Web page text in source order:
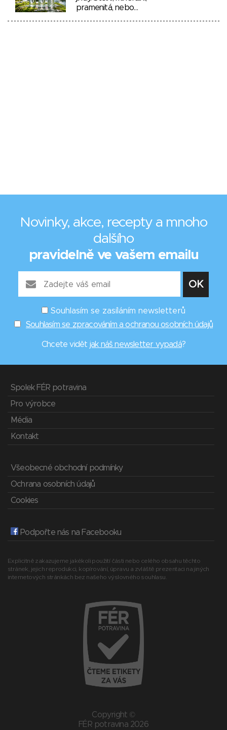
pramenitá, nebo…
Novinky, akce, recepty a mnoho
dalšího
pravidelně ve vašem emailu
Souhlasím se zasíláním newsletterů
Souhlasím se zpracováním a ochranou osobních údajů
Chcete vidět jak náš newsletter vypadá?
Spolek FÉR potravina
Pro výrobce
Média
Kontakt
Všeobecné obchodní podmínky
Ochrana osobních údajů
Cookies
Podpořte nás na Facebooku
Explicitně zakazujeme jakékoli použití části nebo celého obsahu těchto
stránek, jejich reprodukci, kopírování, úpravu a zvláště prezentaci na jiných
internetových stránkách bez našeho výslovného souhlasu.
Copyright ©
FÉR potravina 2026